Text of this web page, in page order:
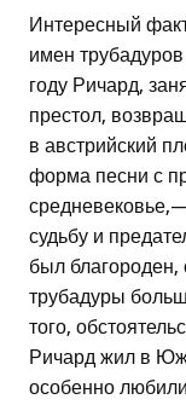
Интересный
имен
году Ричард,
престол,
в австрийский
форма песни с
судьбу и
был благороден,
трубадуры
того,
Ричард жил в
особенно